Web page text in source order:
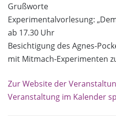
Grußworte
Experimentalvorlesung:
ab 17.30 Uhr
Besichtigung des Agnes-
mit Mitmach-Experimenten
Zur Website der
Veranstaltung im Kalender